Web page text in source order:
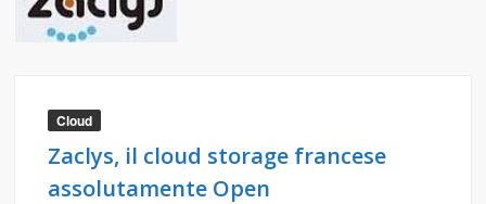
Cloud
Zaclys, il cloud storage francese
assolutamente Open